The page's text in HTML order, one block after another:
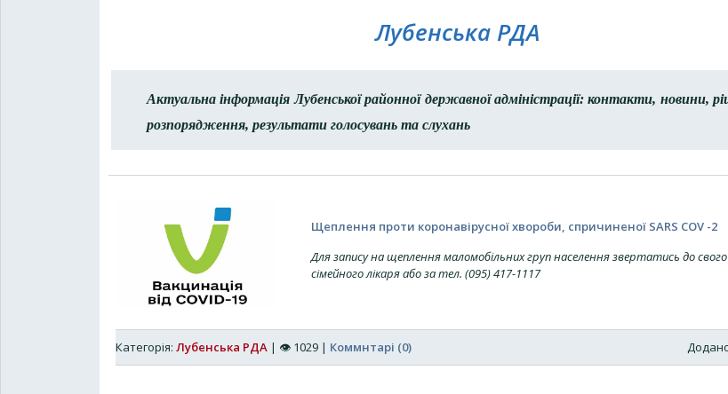
Лубенська РДА
Актуальна інформація Лубенської районної державної адміністрації: контакти, новини,
розпорядження, результати голосувань та слухань
Щеплення проти коронавірусної хвороби, спричиненої SARS COV -2
Для запису на щеплення маломобільних груп населення звертатись до свого
сімейного лікаря або за тел. (095) 417-1117
Категорія: Лубенська РДА | 👁 1029 | Коммнтарі (0)